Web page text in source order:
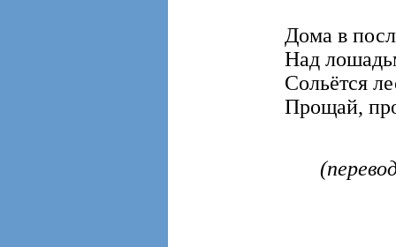
Дома в
Над
Сольётся
Прощай,